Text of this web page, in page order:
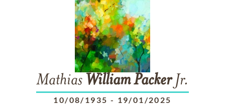
Mathias WilliamPackerJr.
10/08/1935 - 19/01/2025